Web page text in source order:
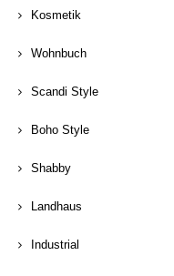
Kosmetik
Wohnbuch
Scandi Style
Boho Style
Shabby
Landhaus
Industrial